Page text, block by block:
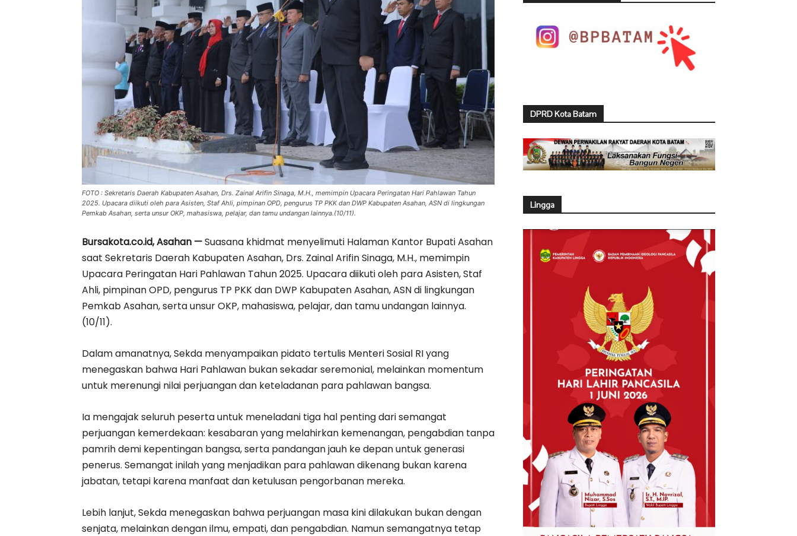
FOTO : Sekretaris Daerah Kabupaten Asahan, Drs. Zainal Arifin Sinaga, M.H., memimpin Upacara Peringatan Hari Pahlawan Tahun
2025. Upacara diikuti oleh para Asisten, Staf Ahli, pimpinan OPD, pengurus TP PKK dan DWP Kabupaten Asahan, ASN di lingkungan
Pemkab Asahan, serta unsur OKP, mahasiswa, pelajar, dan tamu undangan lainnya.(10/11).
Bursakota.co.id, Asahan —Suasana khidmat menyelimuti Halaman Kantor Bupati Asahan
saat Sekretaris Daerah Kabupaten Asahan, Drs. Zainal Arifin Sinaga, M.H., memimpin
Upacara Peringatan Hari Pahlawan Tahun 2025. Upacara diikuti oleh para Asisten, Staf
Ahli, pimpinan OPD, pengurus TP PKK dan DWP Kabupaten Asahan, ASN di lingkungan
Pemkab Asahan, serta unsur OKP, mahasiswa, pelajar, dan tamu undangan lainnya.
(10/11).
Dalam amanatnya, Sekda menyampaikan pidato tertulis Menteri Sosial RI yang
menegaskan bahwa Hari Pahlawan bukan sekadar seremonial, melainkan momentum
untuk merenungi nilai perjuangan dan keteladanan para pahlawan bangsa.
Ia mengajak seluruh peserta untuk meneladani tiga hal penting dari semangat
perjuangan kemerdekaan: kesabaran yang melahirkan kemenangan, pengabdian tanpa
pamrih demi kepentingan bangsa, serta pandangan jauh ke depan untuk generasi
penerus. Semangat inilah yang menjadikan para pahlawan dikenang bukan karena
jabatan, tetapi karena manfaat dan ketulusan pengorbanan mereka.
Lebih lanjut, Sekda menegaskan bahwa perjuangan masa kini dilakukan bukan dengan
senjata, melainkan dengan ilmu, empati, dan pengabdian. Namun semangatnya tetap
DPRD Kota Batam
Lingga